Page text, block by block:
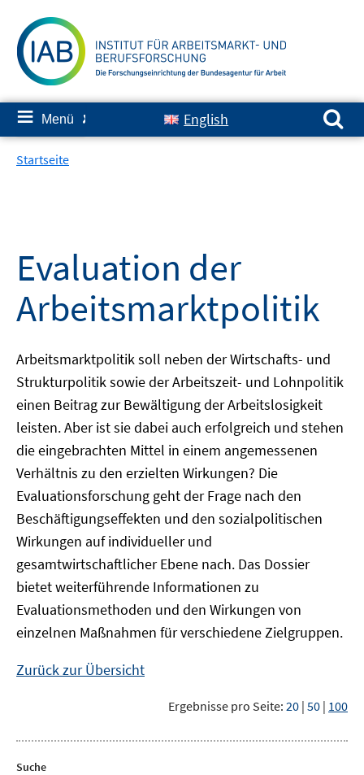
zum
Inhalt
≡ Menü ✘ English
Suchen nach:
Startseite
Evaluation der
Arbeitsmarktpolitik
Arbeitsmarktpolitik soll neben der Wirtschafts- und
Strukturpolitik sowie der Arbeitszeit- und Lohnpolitik
einen Beitrag zur Bewältigung der Arbeitslosigkeit
leisten. Aber ist sie dabei auch erfolgreich und stehen
die eingebrachten Mittel in einem angemessenen
Verhältnis zu den erzielten Wirkungen? Die
Evaluationsforschung geht der Frage nach den
Beschäftigungseffekten und den sozialpolitischen
Wirkungen auf individueller und
gesamtwirtschaftlicher Ebene nach. Das Dossier
bietet weiterführende Informationen zu
Evaluationsmethoden und den Wirkungen von
einzelnen Maßnahmen für verschiedene Zielgruppen.
Zurück zur Übersicht
Ergebnisse pro Seite: 20 | 50 | 100
Suche